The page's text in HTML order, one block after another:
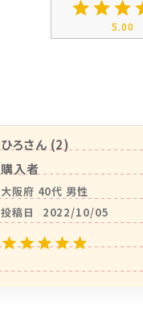
5.00
ひろ
2
購入者
大阪府 40代 男性
投稿日
2022/10/05